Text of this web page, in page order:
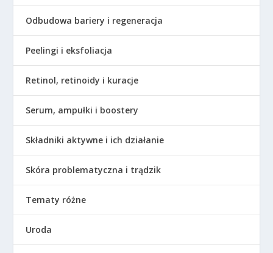
Odbudowa bariery i regeneracja
Peelingi i eksfoliacja
Retinol, retinoidy i kuracje
Serum, ampułki i boostery
Składniki aktywne i ich działanie
Skóra problematyczna i trądzik
Tematy różne
Uroda